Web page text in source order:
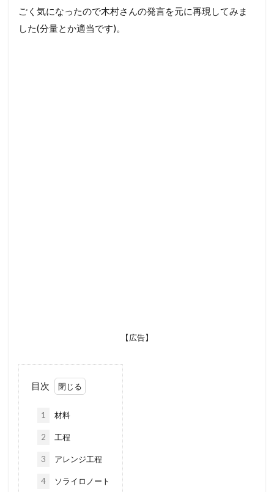
ごく気になったので木村さんの発言を元に再現してみま
した(分量とか適当です)。
【広告】
目次
1 材料
2 工程
3 アレンジ工程
4 ソライロノート